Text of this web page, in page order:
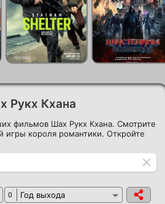
Рукх Кхана
фильмов Шах Рукх Кхана. Смотрите
короля романтики. Откройте
0 Год выхода